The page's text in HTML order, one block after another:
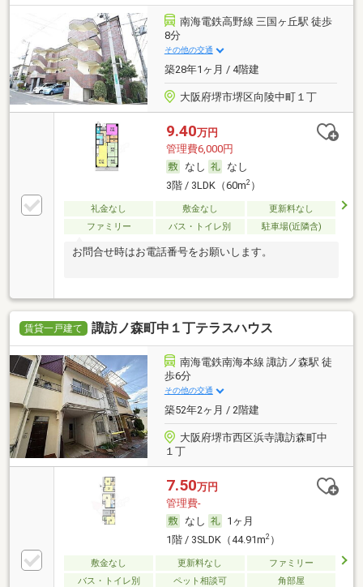
南海電鉄高野線 三国ヶ丘駅 徒歩
8分
その他の交通
築28年1ヶ月 / 4階建
大阪府堺市堺区向陵中町１丁
9.40万円
管理費6,000円
なし
なし
3階 / 3LDK（60m2）
礼金なし 敷金なし
更新料なし
ファミリー
バス・トイレ別 駐車場(近隣含)
お問合せ時はお電話番号をお願いします。
賃貸一戸建て 諏訪ノ森町中１丁テラスハウス
南海電鉄南海本線 諏訪ノ森駅 徒
歩6分
その他の交通
築52年2ヶ月 / 2階建
大阪府堺市西区浜寺諏訪森町中
１丁
7.50万円
管理費-
なし
1ヶ月
1階 / 3SLDK（44.91m2）
敷金なし 更新料なし
ファミリー
バス・トイレ別
ペット相談可 角部屋